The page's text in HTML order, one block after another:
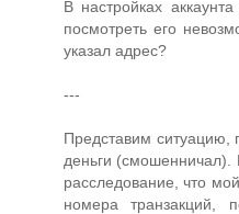
В настройках
посмотреть его
указал адрес?
---
Представим ситуацию,
деньги (смошенничал).
расследование, что
номера